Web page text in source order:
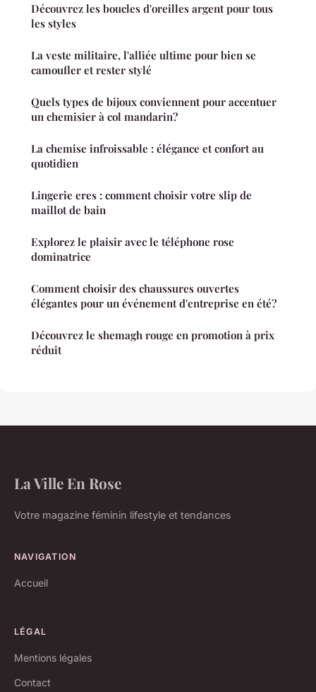
Découvrez les boucles d'oreilles argent pour tous
les styles
La veste militaire, l'alliée ultime pour bien se
camoufler et rester stylé
Quels types de bijoux conviennent pour accentuer
un chemisier à col mandarin?
La chemise infroissable : élégance et confort au
quotidien
Lingerie eres : comment choisir votre slip de
maillot de bain
Explorez le plaisir avec le téléphone rose
dominatrice
Comment choisir des chaussures ouvertes
élégantes pour un événement d'entreprise en été?
Découvrez le shemagh rouge en promotion à prix
réduit
La Ville En Rose
Votre magazine féminin lifestyle et tendances
NAVIGATION
Accueil
LÉGAL
Mentions légales
Contact